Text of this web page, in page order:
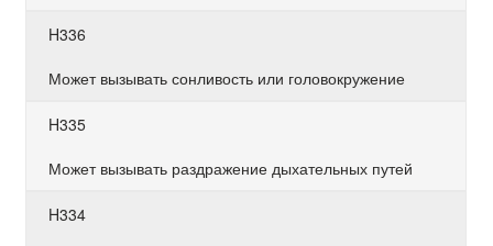
H336
Может вызывать сонливость или головокружение
H335
Может вызывать раздражение дыхательных путей
H334